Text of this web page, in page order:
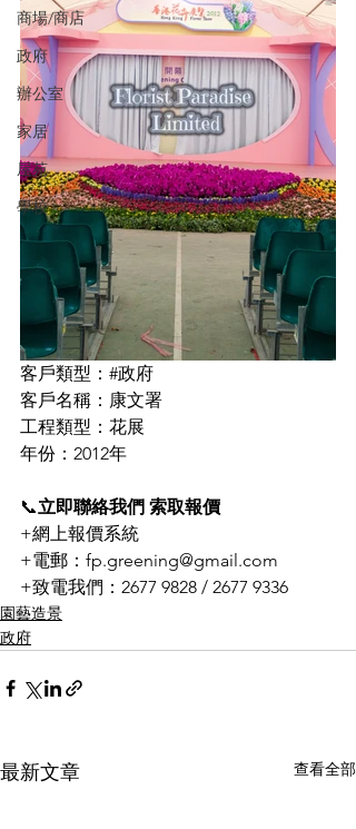
商場/商店
政府
辦公室
家居
屋苑
學校
客戶類型：#政府
客戶名稱：康文署
工程類型：花展
年份：2012年
📞立即聯絡我們 索取報價
+網上報價系統
+電郵：fp.greening@gmail.com
+致電我們：2677 9828 / 2677 9336
園藝造景
政府
最新文章 查看全部